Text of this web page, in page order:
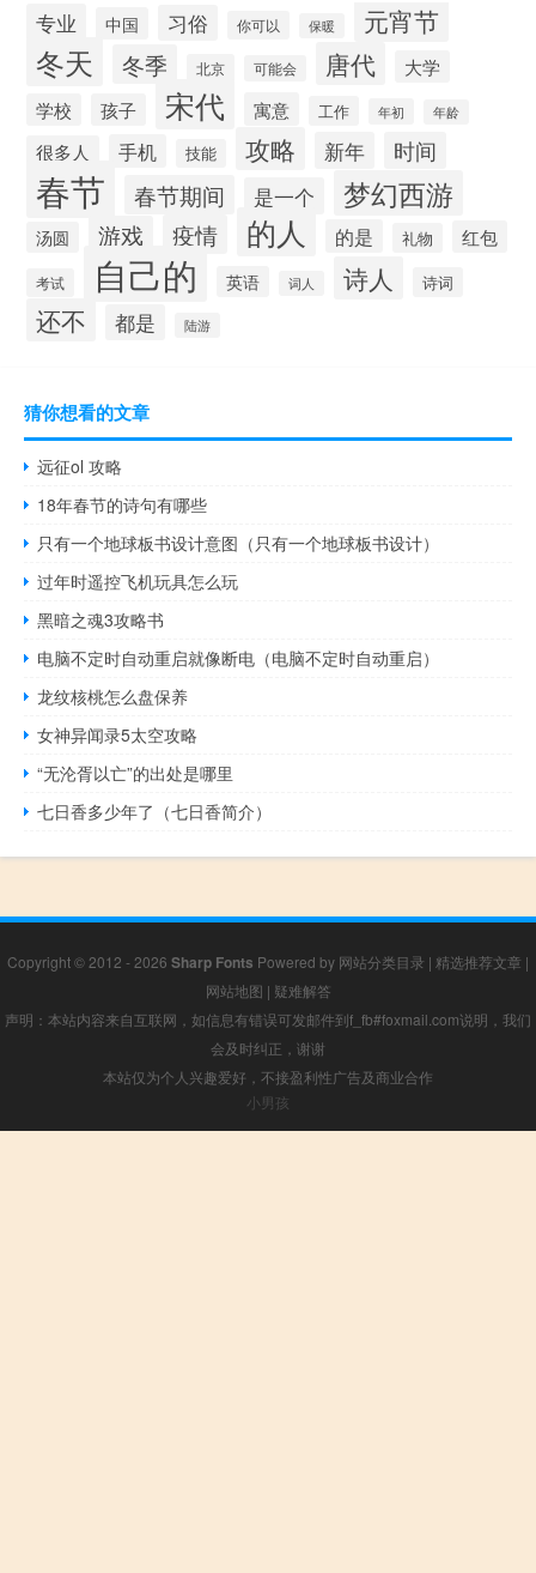
专业 中国 习俗 你可以 保暖 元宵节
冬天 冬季 北京 可能会 唐代
大学
学校
孩子 宋代 寓意 工作 年初 年龄
很多人 手机 技能 攻略 新年 时间
春节 春节期间 是一个 梦幻西游
汤圆 游戏 疫情 的人 的是 礼物 红包
考试 自己的 英语 词人 诗人 诗词
还不 都是 陆游
猜你想看的文章
远征ol 攻略
18年春节的诗句有哪些
只有一个地球板书设计意图（只有一个地球板书设计）
过年时遥控飞机玩具怎么玩
黑暗之魂3攻略书
电脑不定时自动重启就像断电（电脑不定时自动重启）
龙纹核桃怎么盘保养
女神异闻录5太空攻略
“无沦胥以亡”的出处是哪里
七日香多少年了（七日香简介）
Copyright © 2012 - 2026 Sharp Fonts Powered by 网站分类目录 | 精选推荐文章 |
网站地图 | 疑难解答
声明：本站内容来自互联网，如信息有错误可发邮件到f_fb#foxmail.com说明，我们
会及时纠正，谢谢
本站仅为个人兴趣爱好，不接盈利性广告及商业合作
小男孩